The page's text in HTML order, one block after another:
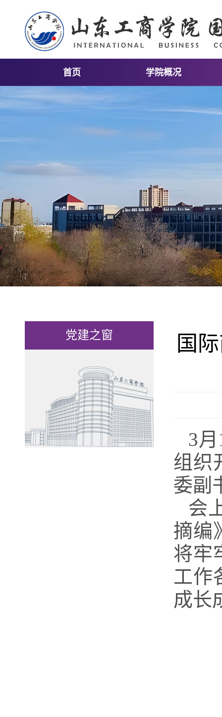
首页 学院概况
党建之窗 国
3月
组织
委副
会
摘编
将牢
工作
成长